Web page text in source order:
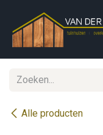
Alle producten